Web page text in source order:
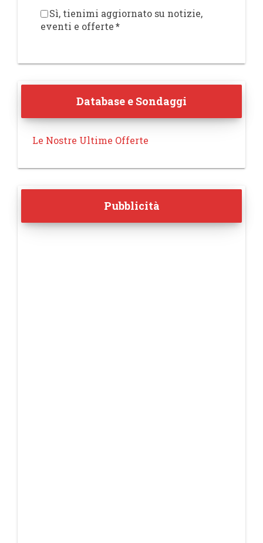
Sì, tienimi aggiornato su notizie,
eventi e offerte*
Database e Sondaggi
Le Nostre Ultime Offerte
Pubblicità